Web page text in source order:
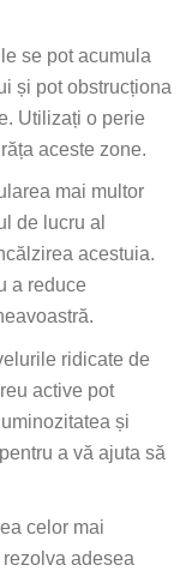
se pot acumula
și pot obstrucționa
Utilizați o perie
aceste zone.
mai multor
de lucru al
acestuia.
a reduce
ridicate de
active pot
și
a vă ajuta să
celor mai
adesea